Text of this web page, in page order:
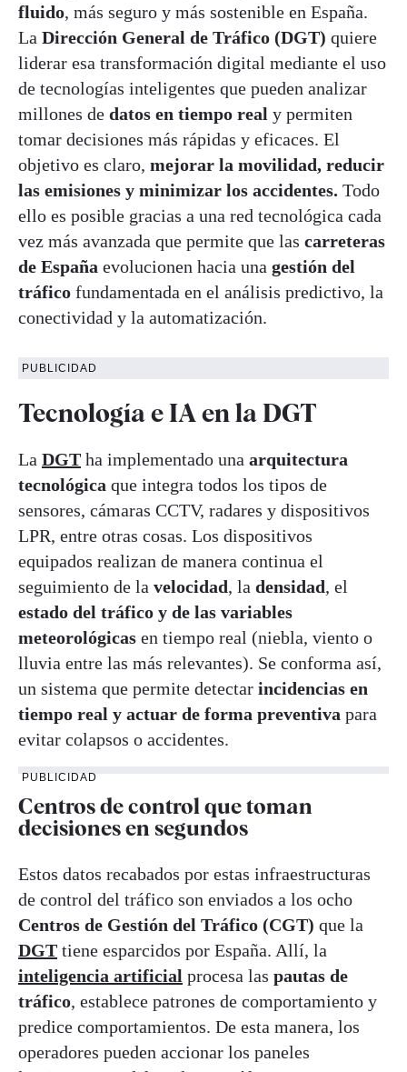
fluido, más seguro y más sostenible en España.
La Dirección General de Tráfico (DGT) quiere
liderar esa transformación digital mediante el uso
de tecnologías inteligentes que pueden analizar
millones de datos en tiempo real y permiten
tomar decisiones más rápidas y eficaces. El
objetivo es claro, mejorar la movilidad, reducir
las emisiones y minimizar los accidentes. Todo
ello es posible gracias a una red tecnológica cada
vez más avanzada que permite que las carreteras
de España evolucionen hacia una gestión del
tráfico fundamentada en el análisis predictivo, la
conectividad y la automatización.
PUBLICIDAD
Tecnología e IA en la DGT
La DGT ha implementado una arquitectura
tecnológica que integra todos los tipos de
sensores, cámaras CCTV, radares y dispositivos
LPR, entre otras cosas. Los dispositivos
equipados realizan de manera continua el
seguimiento de la velocidad, la densidad, el
estado del tráfico y de las variables
meteorológicas en tiempo real (niebla, viento o
lluvia entre las más relevantes). Se conforma así,
un sistema que permite detectar incidencias en
tiempo real y actuar de forma preventiva para
evitar colapsos o accidentes.
PUBLICIDAD
Centros de control que toman
decisiones en segundos
Estos datos recabados por estas infraestructuras
de control del tráfico son enviados a los ocho
Centros de Gestión del Tráfico (CGT) que la
DGT tiene esparcidos por España. Allí, la
inteligencia artificial procesa las pautas de
tráfico, establece patrones de comportamiento y
predice comportamientos. De esta manera, los
operadores pueden accionar los paneles